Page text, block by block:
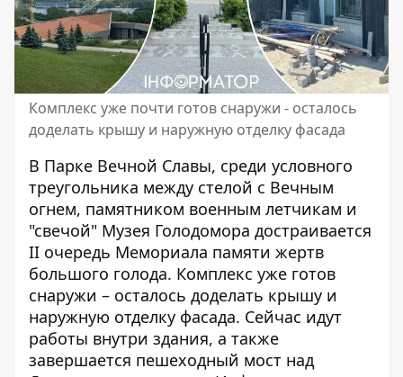
Комплекс уже почти готов снаружи - осталось
доделать крышу и наружную отделку фасада
В Парке Вечной Славы, среди условного
треугольника между стелой с Вечным
огнем, памятником военным летчикам и
"свечой" Музея Голодомора достраивается
II очередь Мемориала памяти жертв
большого голода. Комплекс уже готов
снаружи – осталось доделать крышу и
наружную отделку фасада. Сейчас идут
работы внутри здания, а также
завершается пешеходный мост над